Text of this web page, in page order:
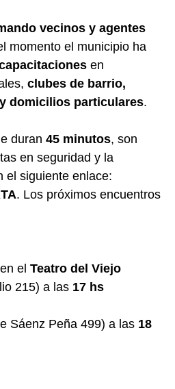
vecinos y agentes
momento el municipio ha
en
clubes de barrio,
domicilios particulares.
duran 45 minutos, son
en seguridad y la
el siguiente enlace:
. Los próximos encuentros
en el Teatro del Viejo
215) a las 17 hs
Sáenz Peña 499) a las 18